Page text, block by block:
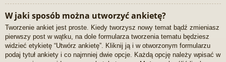
W jaki sposób można utworzyć ankietę?
Tworzenie ankiet jest proste. Kiedy tworzysz nowy temat bądź zmieniasz
pierwszy post w wątku, na dole formularza tworzenia tematu będziesz
widzieć etykietę “Utwórz ankietę”. Kliknij ją i w otworzonym formularzu
podaj tytuł ankiety i co najmniej dwie opcje. Każdą opcję należy wpisać w